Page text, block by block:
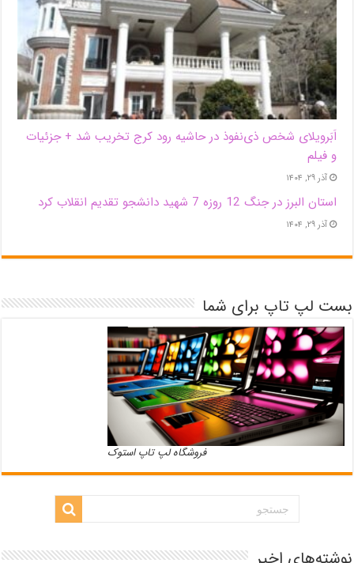
اَبَر‌ویلای شخص ذی‌نفوذ در حاشیه‌ رود کرج تخریب شد + جزئیات
و فیلم
آذر ۲۹, ۱۴۰۴
استان البرز در جنگ 12 روزه 7 شهید دانشجو تقدیم انقلاب کرد
آذر ۲۹, ۱۴۰۴
بست لپ تاپ برای شما
فروشگاه لپ تاپ استوک